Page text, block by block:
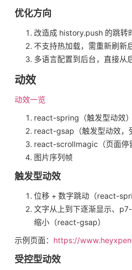
// 是否携带文件
if ( value.
const
         pathPrefix
const
         Object
.
);
         value
if (resources
         resources
[
...
};
         resources
优化方向
改造成 history.push 的跳转
不支持热加载，需重新刷新
多语言配置到后台，直接从
动效
动效一览
react-spring（触发型动效）
react-gsap（触发型动效，
react-scrollmagic（页面停
图片序列帧
触发型动效
位移 + 数字跳动（react-
文字从上到下逐渐显示、
缩小（react-gsap）
示例页面： https://
受控型动效